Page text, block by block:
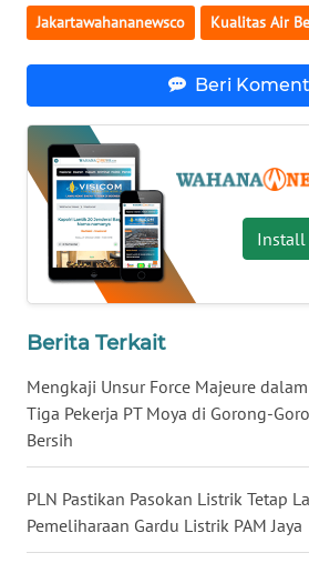
Jakartawahananewsco Kualitas Air
Beri
Install
Berita Terkait
Mengkaji Unsur Force Majeure
Tiga Pekerja PT Moya di Gorong-
Bersih
PLN Pastikan Pasokan Listrik Tetap
Pemeliharaan Gardu Listrik PAM Jaya
WN
KALTARA
WN
KALSEL
WN
KALTIM
WN
GORONTALO
WN
MALUKU